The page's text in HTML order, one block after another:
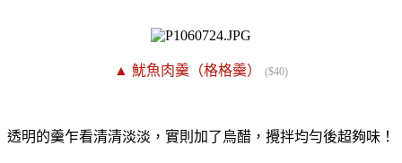
▲ 魷魚肉羹（格格羹） ($40)
透明的羹乍看清清淡淡，實則加了烏醋，攪拌均勻後超夠味！